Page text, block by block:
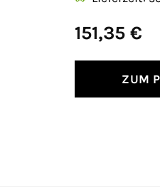
151,35 €
ZUM